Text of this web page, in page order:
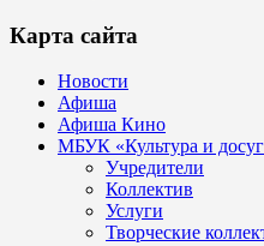
Карта сайта
Новости
Афиша
Афиша Кино
МБУК «Культура и
Учредители
Коллектив
Услуги
Творческие